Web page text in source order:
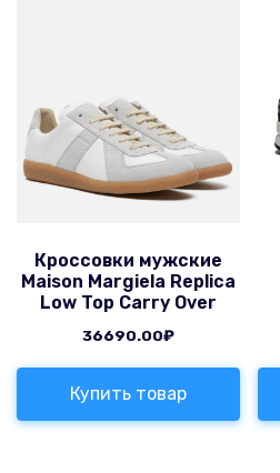
Кроссовки мужские
Maison Margiela Replica
Low Top Carry Over
36690.00₽
Купить товар